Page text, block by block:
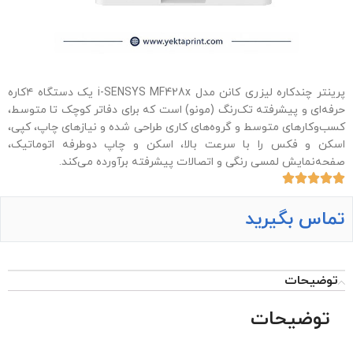
پرینتر چندکاره لیزری کانن مدل i-SENSYS MF428x یک دستگاه ۴کاره
حرفه‌ای و پیشرفته تک‌رنگ (مونو) است که برای دفاتر کوچک تا متوسط،
کسب‌وکارهای متوسط و گروه‌های کاری طراحی شده و نیازهای چاپ، کپی،
اسکن و فکس را با سرعت بالا، اسکن و چاپ دوطرفه اتوماتیک،
صفحه‌نمایش لمسی رنگی و اتصالات پیشرفته برآورده می‌کند.
تماس بگیرید
توضیحات
توضیحات